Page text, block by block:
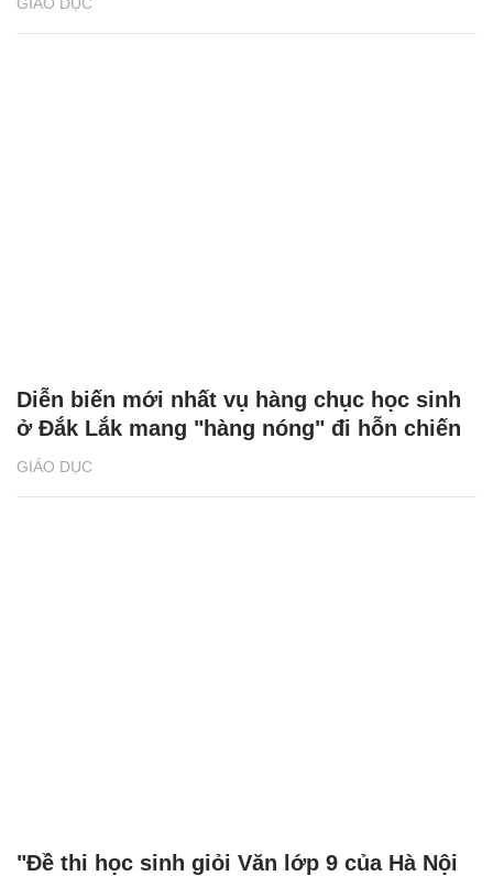
GIÁO DỤC
GIÁO DỤC
Diễn biến mới nhất vụ hàng chục học sinh
ở Đắk Lắk mang "hàng nóng" đi hỗn chiến
"Đề thi học sinh giỏi Văn lớp 9 của Hà Nội